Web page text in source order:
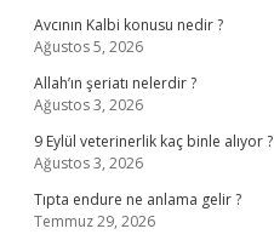
Avcının Kalbi konusu nedir ?
Ağustos 5, 2026
Allah’ın şeriatı nelerdir ?
Ağustos 3, 2026
9 Eylül veterinerlik kaç binle alıyor ?
Ağustos 3, 2026
Tıpta endure ne anlama gelir ?
Temmuz 29, 2026